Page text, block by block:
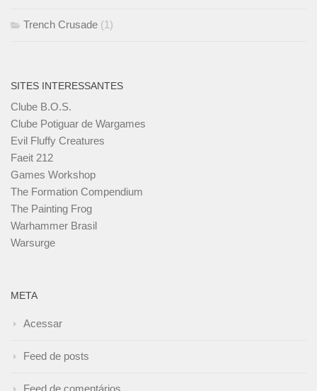
Trench Crusade (1)
SITES INTERESSANTES
Clube B.O.S.
Clube Potiguar de Wargames
Evil Fluffy Creatures
Faeit 212
Games Workshop
The Formation Compendium
The Painting Frog
Warhammer Brasil
Warsurge
META
Acessar
Feed de posts